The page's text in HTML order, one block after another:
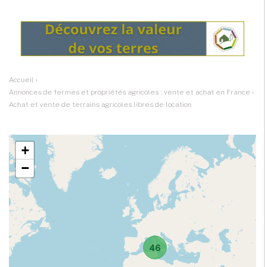
Accueil ›
Annonces de fermes et propriétés agricoles : vente et achat en France ›
Achat et vente de terrains agricoles libres de location
46
+
−